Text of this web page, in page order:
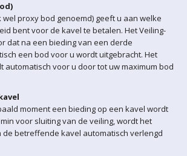
wel proxy bod genoemd) geeft u aan welke
bent voor de kavel te betalen. Het Veiling-
dat na een bieding van een derde
een bod voor u wordt uitgebracht. Het
automatisch voor u door tot uw maximum bod
moment een bieding op een kavel wordt
voor sluiting van de veiling, wordt het
de betreffende kavel automatisch verlengd